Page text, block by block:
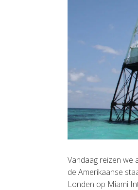
Vandaag reizen we
de Amerikaanse
Londen op Miami